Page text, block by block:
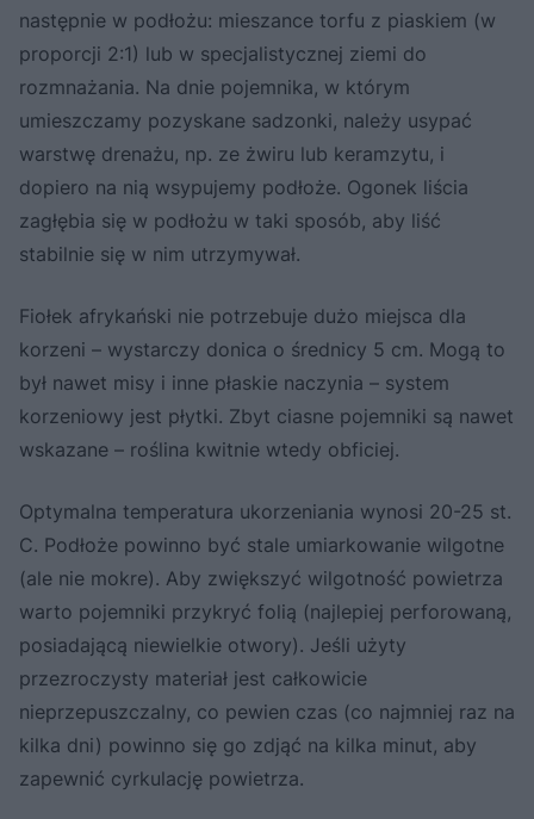
następnie w podłożu: mieszance torfu z piaskiem (w
proporcji 2:1) lub w specjalistycznej ziemi do
rozmnażania. Na dnie pojemnika, w którym
umieszczamy pozyskane sadzonki, należy usypać
warstwę drenażu, np. ze żwiru lub keramzytu, i
dopiero na nią wsypujemy podłoże. Ogonek liścia
zagłębia się w podłożu w taki sposób, aby liść
stabilnie się w nim utrzymywał.
Fiołek afrykański nie potrzebuje dużo miejsca dla
korzeni – wystarczy donica o średnicy 5 cm. Mogą to
był nawet misy i inne płaskie naczynia – system
korzeniowy jest płytki. Zbyt ciasne pojemniki są nawet
wskazane – roślina kwitnie wtedy obficiej.
Optymalna temperatura ukorzeniania wynosi 20-25 st.
C. Podłoże powinno być stale umiarkowanie wilgotne
(ale nie mokre). Aby zwiększyć wilgotność powietrza
warto pojemniki przykryć folią (najlepiej perforowaną,
posiadającą niewielkie otwory). Jeśli użyty
przezroczysty materiał jest całkowicie
nieprzepuszczalny, co pewien czas (co najmniej raz na
kilka dni) powinno się go zdjąć na kilka minut, aby
zapewnić cyrkulację powietrza.